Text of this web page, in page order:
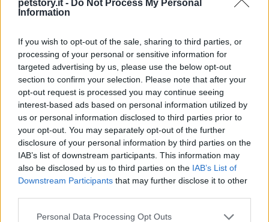
petstory.it - Do Not Process My Personal
Information
If you wish to opt-out of the sale, sharing to third parties, or
processing of your personal or sensitive information for
targeted advertising by us, please use the below opt-out
section to confirm your selection. Please note that after your
opt-out request is processed you may continue seeing
interest-based ads based on personal information utilized by
us or personal information disclosed to third parties prior to
your opt-out. You may separately opt-out of the further
disclosure of your personal information by third parties on the
IAB’s list of downstream participants. This information may
also be disclosed by us to third parties on the IAB’s List of
Downstream Participants that may further disclose it to other
Please note that this website/app uses one or more Google
Personal Data Processing Opt Outs